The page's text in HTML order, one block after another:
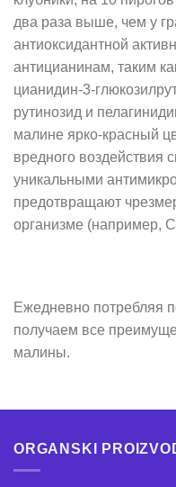
два раза выше, чем у
антиоксидантной
антицианинам, таким
цианидин-3-
рутинозид и
малине ярко-красный
вредного воздействия
уникальными
предотвращают
организме (например,
Ежедневно потребляя
получаем все
малины.
ORGANSKI